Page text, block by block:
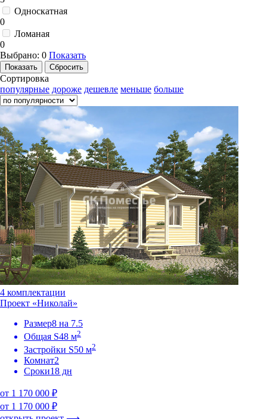
Односкатная
0
Ломаная
0
Выбрано: 0 Показать
Сортировка
популярные дороже дешевле меньше больше
4 комплектации
Проект «Николай»
Размер8 на 7.5
Общая S48 м2
Застройки S50 м2
Комнат2
Сроки18 дн
от 1 170 000 ₽
от 1 170 000 ₽